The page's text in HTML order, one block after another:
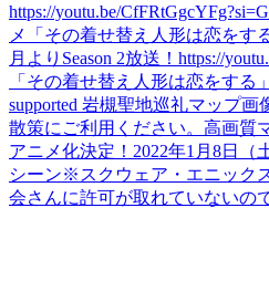
https://youtu.be/
メ「その着せ替え人形は恋をす
月よりSeason 2放送！https://
「その着せ替え人形は恋をす
supported 岩槻聖地巡礼マップ
散策にご利用ください。高画質
アニメ化決定！2022年1月8日（
シーン※スクウェア・エニック
会さんに許可が取れていないの